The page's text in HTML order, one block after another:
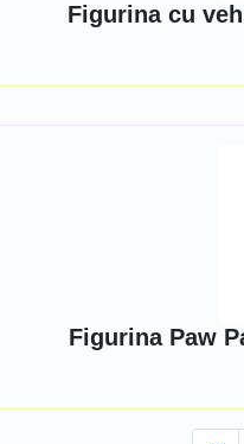
Figurina cu
Figurina Paw